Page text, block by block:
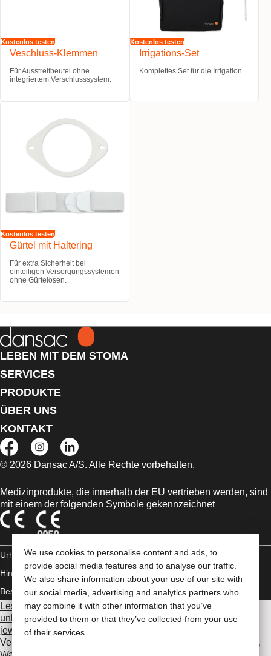
We use cookies to personalise content and ads, to
provide social media features and to analyse our traffic.
We also share information about your use of our site with
our social media, advertising and analytics partners who
may combine it with other information that you’ve
provided to them or that they’ve collected from your use
of their services.
Kostenlos testen
Veschluss-Klemmen
Für Ausstreifbeutel ohne
integriertem Verschlusssystem.
Kostenlos testen
Irrigations-Set
Komplettes Set für die Irrigation.
Kostenlos testen
Gürtel mit Haltering
Für extra Sicherheit bei
einteiligen Versorgungssystemen
ohne Gürtelösen.
LEBEN MIT DEM STOMA
SERVICES
PRODUKTE
ÜBER UNS
KONTAKT
© 2026 Dansac A/S. Alle Rechte vorbehalten.
Medizinprodukte, die innerhalb der EU vertrieben werden, sind
mit einem der folgenden Symbole gekennzeichnet
Urheberrechts-
Hinweis/Nutzungsbedingungen
Datenschutz-
Bestimmungen Umgang mit Cookies
Lesen Sie vor der Verwendung der angeführten Produkte
unbedingt die gesamte Gebrauchsanweisung, die dem
jeweiligen Produkt beiliegt
Verwendungszweck, eine Beschreibung, Kontraindikationen,